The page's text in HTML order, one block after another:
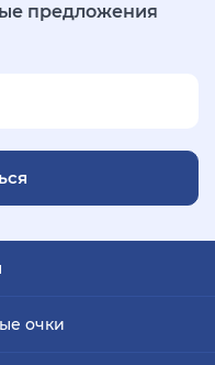
предложения
очки